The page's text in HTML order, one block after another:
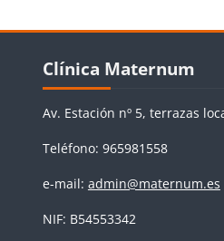
Bloques
Clínica Maternum
Av. Estación nº 5, terrazas
Teléfono: 965981558
e-mail: admin@maternum.es
NIF: B54553342